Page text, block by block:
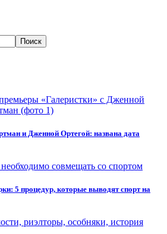
и Дженной Ортегой: названа дата
5 процедур, которые выводят спорт на